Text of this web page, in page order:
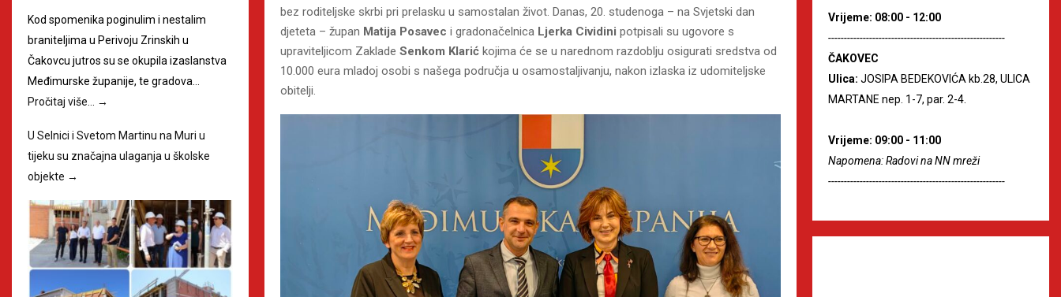
bez roditeljske skrbi pri prelasku u samostalan život. Danas, 20. studenoga – na Svjetski dan
djeteta – župan Matija Posavec i gradonačelnica Ljerka Cividini potpisali su ugovore s
upraviteljicom Zaklade Senkom Klarić kojima će se u narednom razdoblju osigurati sredstva od
10.000 eura mladoj osobi s našega područja u osamostaljivanju, nakon izlaska iz udomiteljske
obitelji.
Kod spomenika poginulim i nestalim
braniteljima u Perivoju Zrinskih u
Čakovcu jutros su se okupila izaslanstva
Međimurske županije, te gradova…
Pročitaj više…
→
U Selnici i Svetom Martinu na Muri u
tijeku su značajna ulaganja u školske
objekte →
Vrijeme: 08:00 - 12:00
--------------------------------------------------------
ČAKOVEC
Ulica: JOSIPA BEDEKOVIĆA kb.28, ULICA
MARTANE nep. 1-7, par. 2-4.
Vrijeme: 09:00 - 11:00
Napomena: Radovi na NN mreži
--------------------------------------------------------